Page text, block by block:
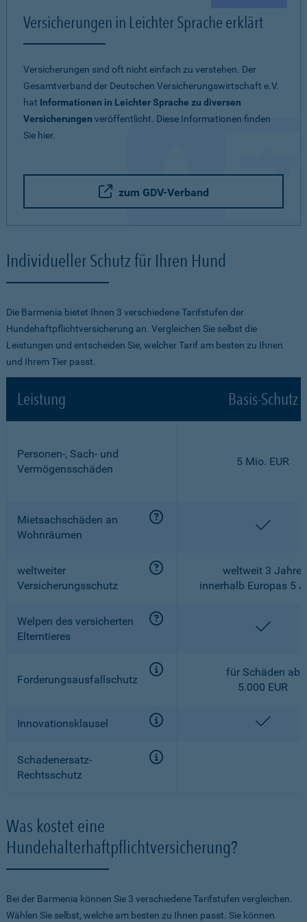
Versicherungen in Leichter Sprache erklärt
Versicherungen sind oft nicht einfach zu verstehen. Der
Gesamtverband der Deutschen Versicherungswirtschaft e.V.
hat Informationen in Leichter Sprache zu diversen
Versicherungen veröffentlicht. Diese Informationen finden
Sie hier.
zum GDV-Verband
Individueller Schutz für Ihren Hund
Die Barmenia bietet Ihnen 3 verschiedene Tarifstufen der
Hundehaftpflichtversicherung an. Vergleichen Sie selbst die
Leistungen und entscheiden Sie, welcher Tarif am besten zu Ihnen
und Ihrem Tier passt.
Leistung Basis-Schutz
Personen-, Sach- und
Vermögensschäden
5 Mio. EUR
Mietsachschäden an
Wohnräumen
weltweiter
Versicherungsschutz
weltweit 3 Jahre,
innerhalb Europas 5
Welpen des versicherten
Elterntieres
Forderungsausfallschutz
für Schäden ab
5.000 EUR
Innovationsklausel
Schadenersatz-
Rechtsschutz
Was kostet eine
Hundehalterhaftpflichtversicherung?
Bei der Barmenia können Sie 3 verschiedene Tarifstufen vergleichen.
Wählen Sie selbst, welche am besten zu Ihnen passt. Sie können